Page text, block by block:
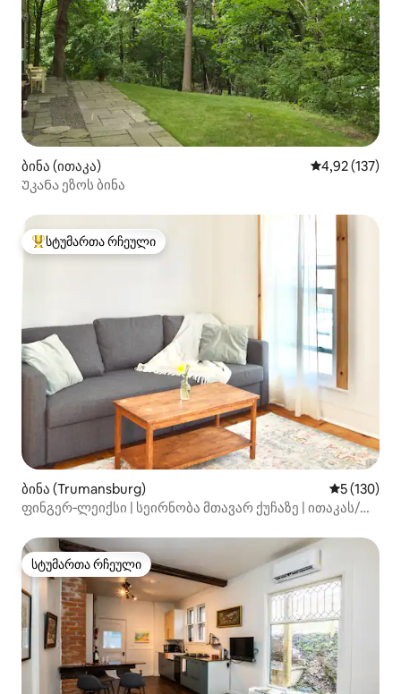
ბინა (ითაკა) საშუალო
4,92 (137)
Უკანა ეზოს ბინა
სტუმართა რჩეული მოწინავე ვარიანტი
სტუმართა რჩეული
ბინა (Trumansburg) საშუალო
5 (130)
ფინგერ‑ლეიქსი | სეირნობა მთავარ ქუჩაზე | ითაკას/
სტუმართა რჩეული
სტუმართა რჩეული